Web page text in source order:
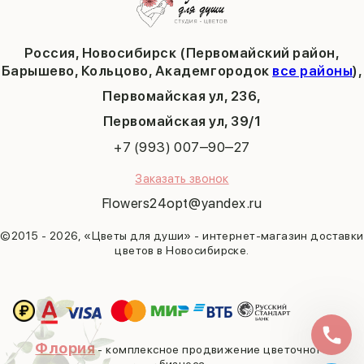
Россия, Новосибирск (Первомайский район,
Барышево, Кольцово, Академгородок все районы),
Первомайская ул, 236,
​Первомайская ул, 39/1
+7 (993) 007‒90‒27
Заказать звонок
Flowers24opt@yandex.ru
©2015 - 2026, «Цветы для души» - интернет-магазин доставки
цветов в Новосибирске.
9 мая
Флория- комплексное продвижение цветочного